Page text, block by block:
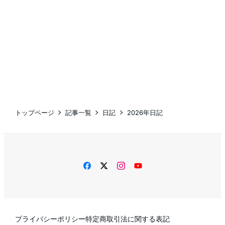
トップページ 記事一覧 日記 2026年日記
facebooktwitterinstagram
YouTube
プライバシーポリシー特定商取引法に関する表記